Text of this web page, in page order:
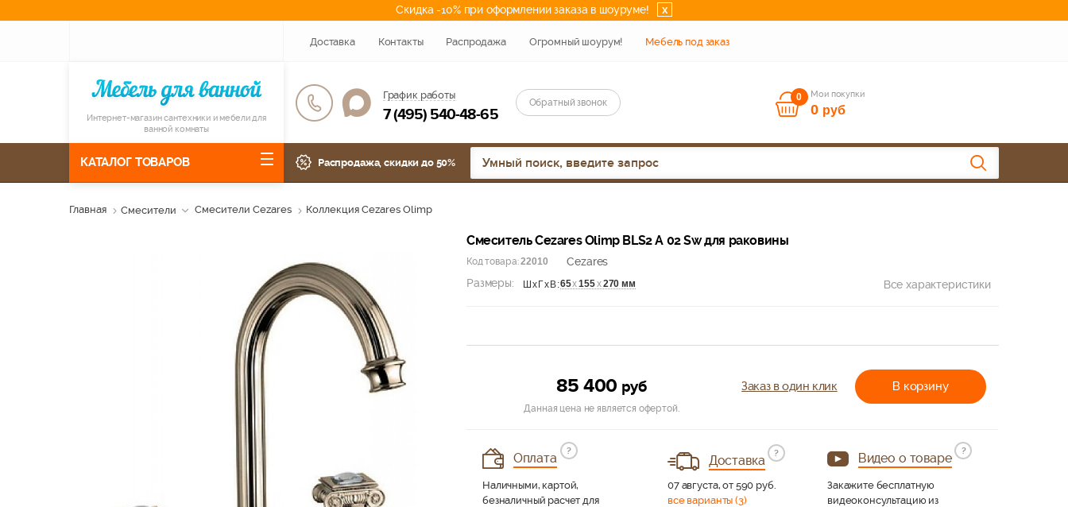
Скидка -10% при оформлении заказа в шоуруме! x
Доставка Контакты Распродажа Огромный шоурум! Мебель под заказ
Интернет-магазин сантехники и мебели для
ванной комнаты
График работы
7 (495) 540-48-65
Обратный звонок 0 Мои покупки
0 руб
КАТАЛОГ ТОВАРОВ Распродажа, скидки до 50%
Главная Смесители Смесители Cezares Коллекция Cezares Olimp
Смеситель Cezares Olimp BLS2 A 02 Sw для раковины
Код товара: 22010
Cezares
Размеры:
ШхГхВ:65х155х270 мм Все характеристики
85 400 руб В корзину
Заказ в один клик
Данная цена не является офертой.
Оплата
?
Наличными, картой,
безналичный расчет для
Доставка
?
07 августа, от 590 руб.
все варианты (3)
Видео о товаре
?
Закажите бесплатную
видеоконсультацию из